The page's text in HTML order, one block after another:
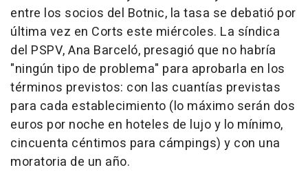
entre los socios del Botnic, la tasa se debatió por
última vez en Corts este miércoles. La síndica
del PSPV, Ana Barceló, presagió que no habría
"ningún tipo de problema" para aprobarla en los
términos previstos: con las cuantías previstas
para cada establecimiento (lo máximo serán dos
euros por noche en hoteles de lujo y lo mínimo,
cincuenta céntimos para cámpings) y con una
moratoria de un año.